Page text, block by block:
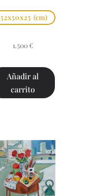
52x50x25 (cm)
1.500 €
Añadir al
carrito